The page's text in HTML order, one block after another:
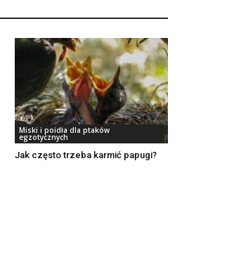
Miski i poidła dla ptaków
egzotycznych
Jak często trzeba karmić papugi?